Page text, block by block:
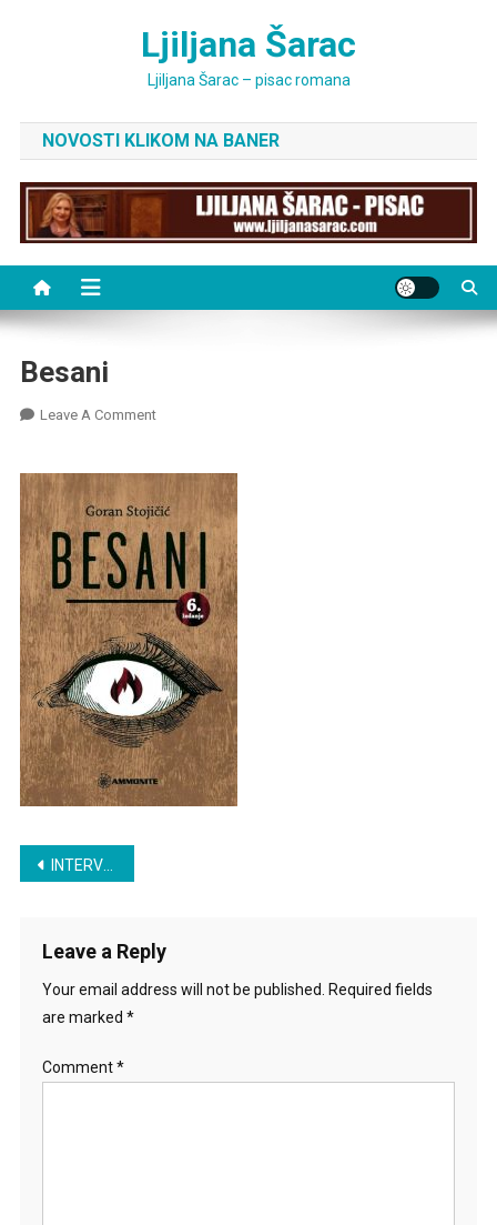
Ljiljana Šarac
Ljiljana Šarac – pisac romana
NOVOSTI KLIKOM NA BANER
Besani
Leave A CommentOn
Post
INTERVJU: GORAN STOJIČIĆ
Leave a Reply
Your email address will not be published.
Required fields
are marked *
Comment*